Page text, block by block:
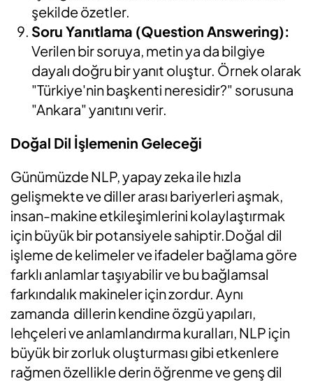
şekilde özetler.
Soru Yanıtlama (Question Answering):
Verilen bir soruya, metin ya da bilgiye
dayalı doğru bir yanıt oluştur. Örnek olarak
"Türkiye'nin başkenti neresidir?" sorusuna
"Ankara" yanıtını verir.
Doğal Dil İşlemenin Geleceği
Günümüzde NLP, yapay zeka ile hızla
gelişmekte ve diller arası bariyerleri aşmak,
insan-makine etkileşimlerini kolaylaştırmak
için büyük bir potansiyele sahiptir.Doğal dil
işleme de kelimeler ve ifadeler bağlama göre
farklı anlamlar taşıyabilir ve bu bağlamsal
farkındalık makineler için zordur. Aynı
zamanda dillerin kendine özgü yapıları,
lehçeleri ve anlamlandırma kuralları, NLP için
büyük bir zorluk oluşturması gibi etkenlere
rağmen özellikle derin öğrenme ve genş dil